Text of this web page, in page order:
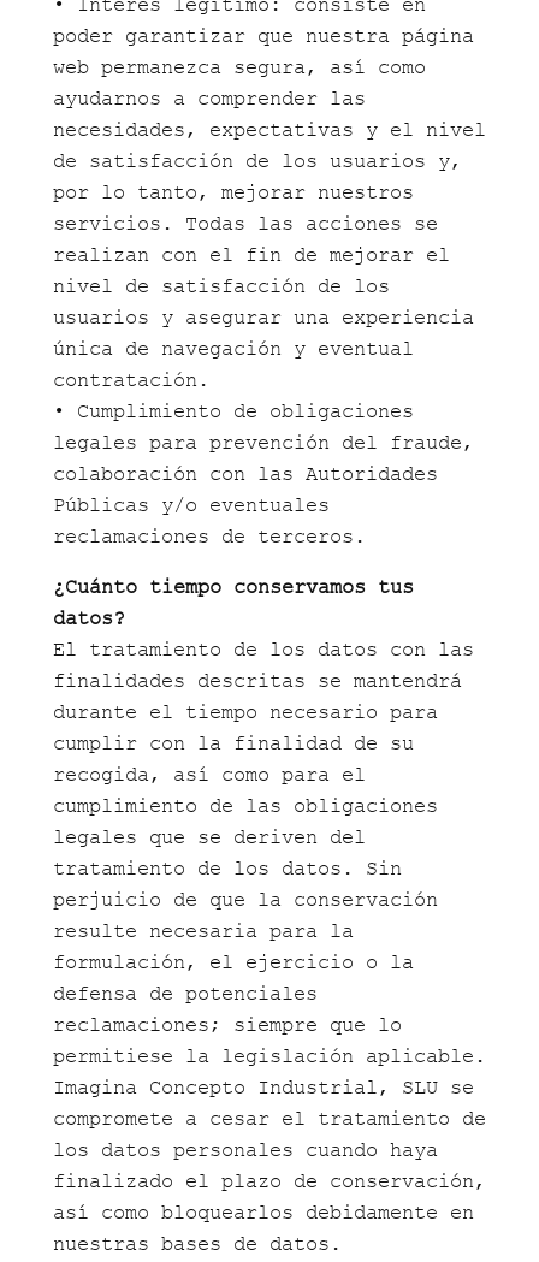
poder garantizar que nuestra página
web permanezca segura, así como
ayudarnos a comprender las
necesidades, expectativas y el nivel
de satisfacción de los usuarios y,
por lo tanto, mejorar nuestros
servicios. Todas las acciones se
realizan con el fin de mejorar el
nivel de satisfacción de los
usuarios y asegurar una experiencia
única de navegación y eventual
contratación.
• Cumplimiento de obligaciones
legales para prevención del fraude,
colaboración con las Autoridades
Públicas y/o eventuales
reclamaciones de terceros.
¿Cuánto tiempo conservamos tus
datos?
El tratamiento de los datos con las
finalidades descritas se mantendrá
durante el tiempo necesario para
cumplir con la finalidad de su
recogida, así como para el
cumplimiento de las obligaciones
legales que se deriven del
tratamiento de los datos. Sin
perjuicio de que la conservación
resulte necesaria para la
formulación, el ejercicio o la
defensa de potenciales
reclamaciones; siempre que lo
permitiese la legislación aplicable.
Imagina Concepto Industrial, SLU se
compromete a cesar el tratamiento de
los datos personales cuando haya
finalizado el plazo de conservación,
así como bloquearlos debidamente en
nuestras bases de datos.